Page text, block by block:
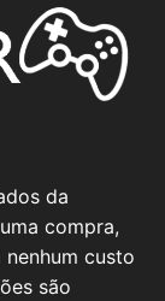
da
compra,
custo
são